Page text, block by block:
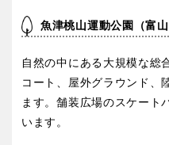
魚津桃山運動公園（富山
自然の中にある大規模な総
コート、屋外グラウンド、
ます。舗装広場のスケート
います。